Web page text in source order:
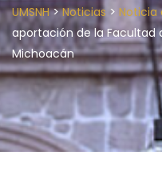
UMSNH>Noticias > Noticia
aportación de la Facultad
Michoacán